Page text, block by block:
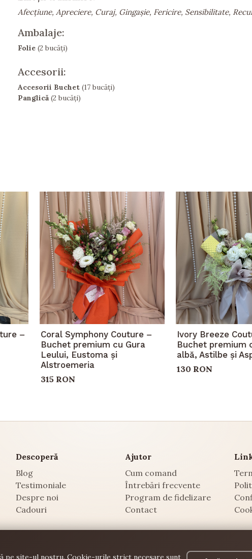
Afecțiune, Apreciere, Curaj, Gingașie, Fericire, Sensibilitate,
Ambalaje:
Folie(2 bucăți)
Accesorii:
Accesorii Buchet(17 bucăți)
Panglică(2 bucăți)
–
Coral Symphony Couture –
Buchet premium cu Gura
Leului, Eustoma și
Alstroemeria
315 RON
Ivory Breeze
Buchet premium
albă, Astilbe și
130 RON
Descoperă
Blog
Testimoniale
Despre noi
Cadouri
Ajutor
Cum comand
Întrebări frecvente
Program de fidelizare
Contact
pe site-ul nostru. Cookie-urile strict necesare sunt